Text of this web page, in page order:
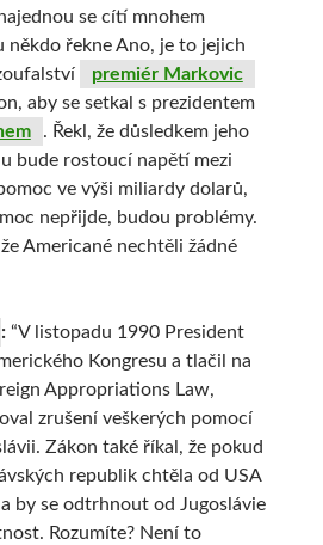
se cítí mnohem
někdo řekne Ano, je to jejich
premiér Markovic
aby se setkal s prezidentem
. Řekl, že důsledkem jeho
bude rostoucí napětí mezi
ve výši miliardy dolarů,
nepřijde, budou problémy.
Americané nechtěli žádné
:“V listopadu 1990 President
Kongresu a tlačil na
Appropriations Law,
zrušení veškerých pomocí
Zákon také říkal, že pokud
republik chtěla od USA
by se odtrhnout od Jugoslávie
Rozumíte? Není to